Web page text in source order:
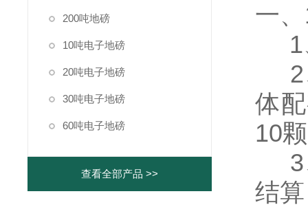
200吨地磅
10吨电子地磅
20吨电子地磅
30吨电子地磅
60吨电子地磅
查看全部产品 >>
一
1
2
体
10
3
结